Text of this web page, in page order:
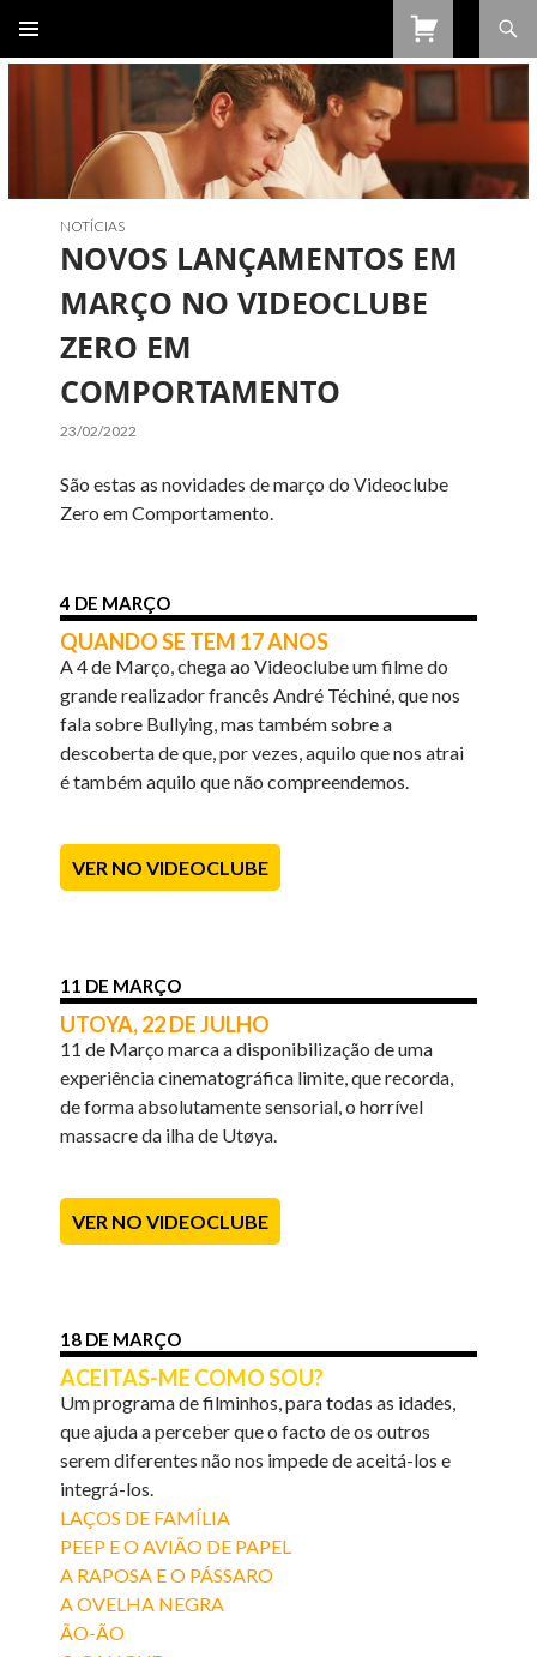
PARA
NOTÍCIAS
NOVOS LANÇAMENTOS EM
MARÇO NO VIDEOCLUBE
ZERO EM
COMPORTAMENTO
23/02/2022
São estas as novidades de março do Videoclube
Zero em Comportamento.
4 DE MARÇO
QUANDO SE TEM 17 ANOS
A 4 de Março, chega ao Videoclube um filme do
grande realizador francês André Téchiné, que nos
fala sobre Bullying, mas também sobre a
descoberta de que, por vezes, aquilo que nos atrai
é também aquilo que não compreendemos.
VER NO VIDEOCLUBE
11 DE MARÇO
UTOYA, 22 DE JULHO
11 de Março marca a disponibilização de uma
experiência cinematográfica limite, que recorda,
de forma absolutamente sensorial, o horrível
massacre da ilha de Utøya.
VER NO VIDEOCLUBE
18 DE MARÇO
ACEITAS-ME COMO SOU?
Um programa de filminhos, para todas as idades,
que ajuda a perceber que o facto de os outros
serem diferentes não nos impede de aceitá-los e
integrá-los.
LAÇOS DE FAMÍLIA
PEEP E O AVIÃO DE PAPEL
A RAPOSA E O PÁSSARO
A OVELHA NEGRA
ÃO-ÃO